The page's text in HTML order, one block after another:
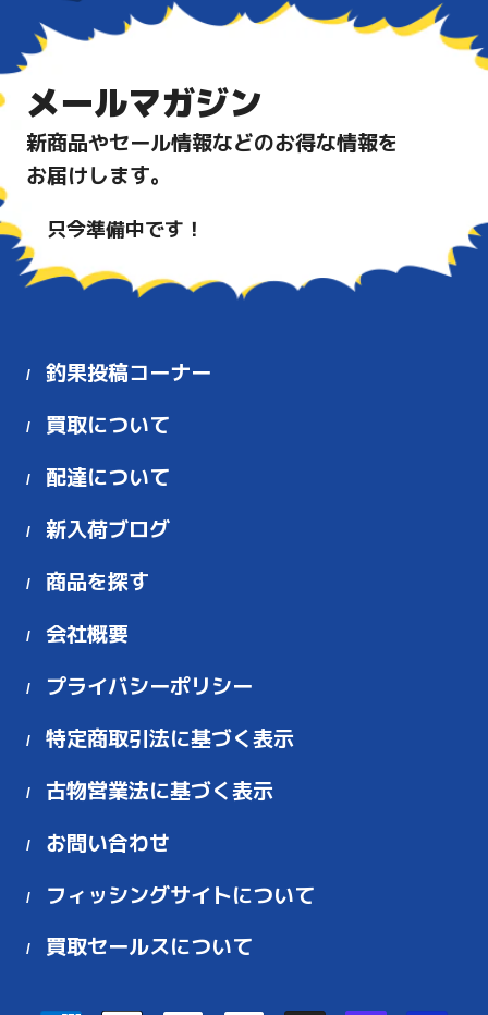
釣果投稿コーナー
買取について
配達について
新入荷ブログ
商品を探す
会社概要
プライバシーポリシー
特定商取引法に基づく表示
古物営業法に基づく表示
お問い合わせ
フィッシングサイトについて
買取セールスについて
メールマガジン
新商品やセール情報などのお得な情報を
お届けします。
只今準備中です！